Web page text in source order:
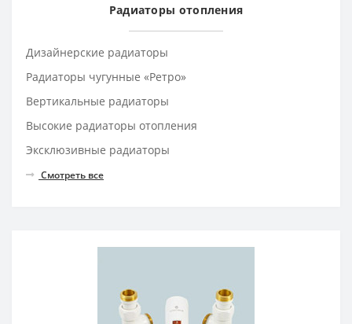
Радиаторы отопления
Дизайнерские радиаторы
Радиаторы чугунные «Ретро»
Вертикальные радиаторы
Высокие радиаторы отопления
Эксклюзивные радиаторы
Смотреть все